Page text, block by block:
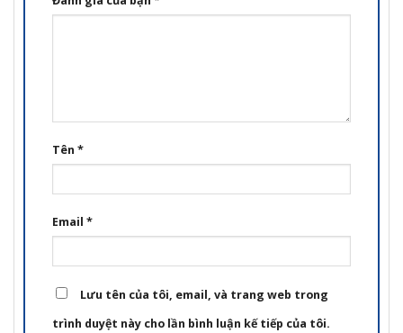
Tên *
Email *
Lưu tên của tôi, email, và trang web trong
trình duyệt này cho lần bình luận kế tiếp của tôi.